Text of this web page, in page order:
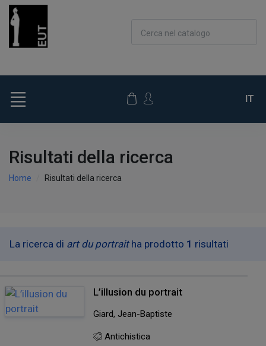
Cerca nel catalogo
IT
Risultati della ricerca
Home Risultati della ricerca
La ricerca di art du portraitha prodotto 1 risultati
L’illusion du portrait
Giard, Jean-Baptiste
Antichistica